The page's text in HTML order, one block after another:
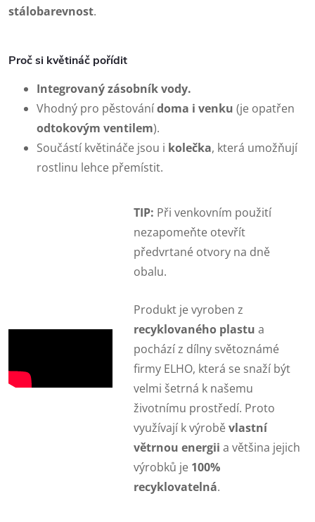
stálobarevnost.
Proč si květináč pořídit
Integrovaný zásobník vody.
Vhodný pro pěstovánídoma i venku (je opatřen
odtokovým ventilem).
Součástí květináče jsou i kolečka, která umožňují
rostlinu lehce přemístit.
TIP: Při venkovním použití
nezapomeňte otevřít
předvrtané otvory na dně
obalu.
Produkt je vyroben z
recyklovaného plastu a
pochází z dílny světoznámé
firmy ELHO, která se snaží být
velmi šetrná k našemu
životnímu prostředí. Proto
využívají k výroběvlastní
větrnou energii a většina jejich
výrobků je 100%
recyklovatelná.